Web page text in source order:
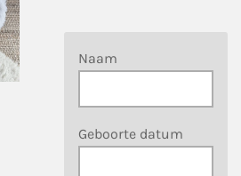
Naam
Geboorte datum